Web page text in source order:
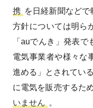
携 を日経新聞など
方針については明ら
「auでんき」発表
電気事業者や様々な
進める」とされてい
に電気を販売するた
いません 。